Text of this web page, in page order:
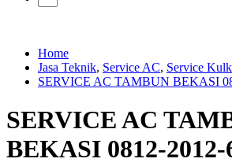
Home
Jasa Teknik, Service AC, Service
SERVICE AC TAMBUN BEKASI
SERVICE AC
BEKASI 0812-2012-